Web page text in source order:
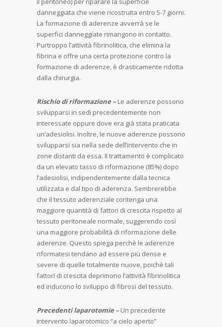
danneggiata che viene ricostruita entro 5-7 giorni.
La formazione di aderenze avverrà se le
superfici danneggiate rimangono in contatto.
Purtroppo l’attività fibrinolitica, che elimina la
fibrina e offre una certa protezione contro la
formazione di aderenze, è drasticamente ridotta
dalla chirurgia.
Rischio di riformazione – Le aderenze possono
svilupparsi in sedi precedentemente non
interessate oppure dove era già stata praticata
un’adesiolisi. Inoltre, le nuove aderenze possono
svilupparsi sia nella sede dell’intervento che in
zone distanti da essa. Il trattamento è complicato
da un elevato tasso di riformazione (85%) dopo
l’adesiolisi, indipendentemente dalla tecnica
utilizzata e dal tipo di aderenza. Sembrerebbe
che il tessuto aderenziale contenga una
maggiore quantità di fattori di crescita rispetto al
tessuto peritoneale normale, suggerendo così
una maggiore probabilità di riformazione delle
aderenze. Questo spiega perchè le aderenze
riformatesi tendano ad essere più dense e
severe di quelle totalmente nuove, poichè tali
fattori di crescita deprimono l’attività fibrinolitica
ed inducono lo sviluppo di fibrosi del tessuto.
Precedenti laparotomie – Un precedente
intervento laparotomico “a cielo aperto”